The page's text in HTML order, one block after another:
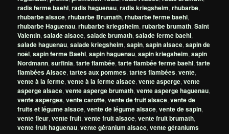
radis ferme baehl,radis haguenau,radis kriegsheim,rhubarbe,
rhubarbe alsace,rhubarbe Brumath,rhubarbe ferme baehl,
rhubarbe Haguenau,rhubarbe kriegsheim,rubarbe brumath,Saint
Valentin,salade alsace,salade brumath,salade ferme baehl,
salade haguenau,salade kriegsheim,sapin,sapin alsace,sapin de
noêl,sapin ferme Baehl,sapin haguenau,sapin kriegsheim,sapin
Nordmann,surfinia,tarte flambée,tarte flambée ferme baehl,tarte
flambées Alsace,tartes aux pommes,tartes flambées,vente,
vente à la ferme,vente à la ferme alsace,vente asperge,vente
asperge alsace,vente asperge brumath,vente asperge haguenau,
vente asperges,vente carotte,vente de fruit alsace,vente de
fruits et légume alsace,vente de légume alsace,vente de sapin,
vente fleur,vente fruit,vente fruit alsace,vente fruit brumath,
vente fruit haguenau,vente géranium alsace,vente géraniums